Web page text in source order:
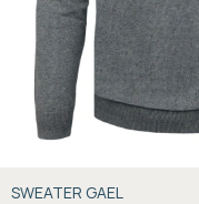
SWEATER GAEL